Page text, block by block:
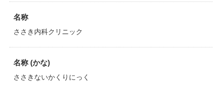
名称
ささき内科クリニック
名称 (かな)
ささきないかくりにっく